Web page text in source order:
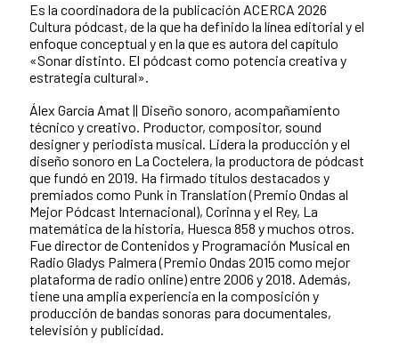
Es la coordinadora de la publicación ACERCA 2026
Cultura pódcast, de la que ha definido la línea editorial y el
enfoque conceptual y en la que es autora del capítulo
«Sonar distinto. El pódcast como potencia creativa y
estrategia cultural».
Álex García Amat || Diseño sonoro, acompañamiento
técnico y creativo. Productor, compositor, sound
designer y periodista musical. Lidera la producción y el
diseño sonoro en La Coctelera, la productora de pódcast
que fundó en 2019. Ha firmado títulos destacados y
premiados como Punk in Translation (Premio Ondas al
Mejor Pódcast Internacional), Corinna y el Rey, La
matemática de la historia, Huesca 858 y muchos otros.
Fue director de Contenidos y Programación Musical en
Radio Gladys Palmera (Premio Ondas 2015 como mejor
plataforma de radio online) entre 2006 y 2018. Además,
tiene una amplia experiencia en la composición y
producción de bandas sonoras para documentales,
televisión y publicidad.